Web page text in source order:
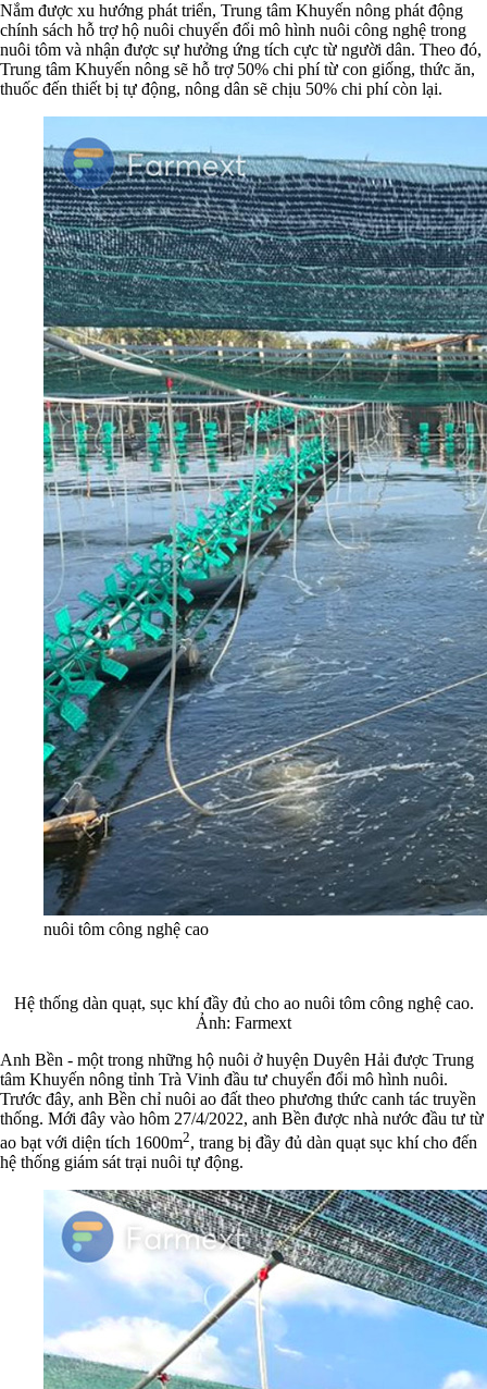
Nắm được xu hướng phát triển, Trung tâm Khuyến nông phát động
chính sách hỗ trợ hộ nuôi chuyển đổi mô hình nuôi công nghệ trong
nuôi tôm và nhận được sự hưởng ứng tích cực từ người dân. Theo đó,
Trung tâm Khuyến nông sẽ hỗ trợ 50% chi phí từ con giống, thức ăn,
thuốc đến thiết bị tự động, nông dân sẽ chịu 50% chi phí còn lại.
nuôi tôm công nghệ cao
Hệ thống dàn quạt, sục khí đầy đủ cho ao nuôi tôm công nghệ cao.
Ảnh: Farmext
Anh Bền - một trong những hộ nuôi ở huyện Duyên Hải được Trung
tâm Khuyến nông tỉnh Trà Vinh đầu tư chuyển đổi mô hình nuôi.
Trước đây, anh Bền chỉ nuôi ao đất theo phương thức canh tác truyền
thống. Mới đây vào hôm 27/4/2022, anh Bền được nhà nước đầu tư từ
ao bạt với diện tích 1600m2, trang bị đầy đủ dàn quạt sục khí cho đến
hệ thống giám sát trại nuôi tự động.